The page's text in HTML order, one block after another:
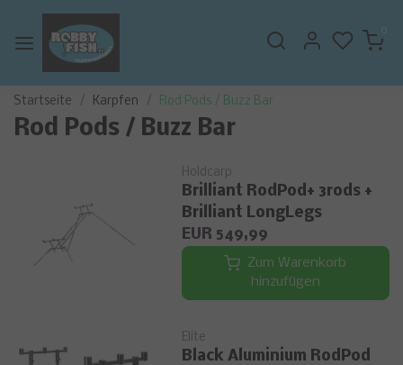
0
Startseite Karpfen Rod Pods / Buzz Bar
Rod Pods / Buzz Bar
Holdcarp
Brilliant RodPod+ 3rods +
Brilliant LongLegs
EUR 549,99
Zum Warenkorb
hinzufügen
Elite
Black Aluminium RodPod